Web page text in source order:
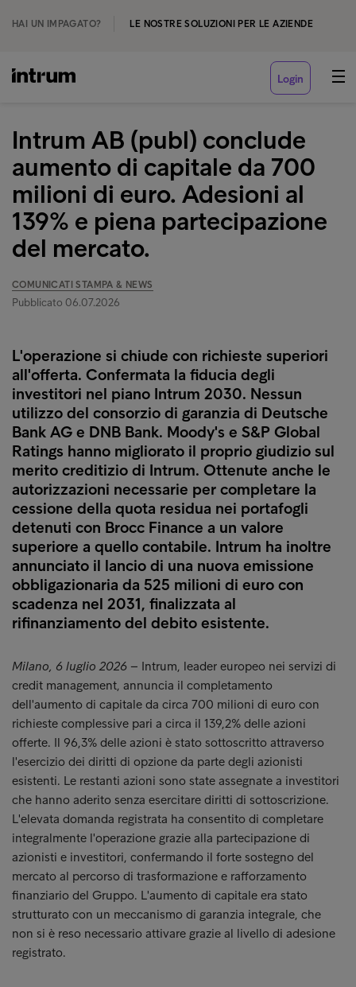
HAI UN IMPAGATO? LE NOSTRE SOLUZIONI PER LE AZIENDE
Login
Intrum AB (publ) conclude
aumento di capitale da 700
milioni di euro. Adesioni al
139% e piena partecipazione
del mercato.
COMUNICATI STAMPA & NEWS
Pubblicato 06.07.2026
L'operazione si chiude con richieste superiori
all'offerta. Confermata la fiducia degli
investitori nel piano Intrum 2030. Nessun
utilizzo del consorzio di garanzia di Deutsche
Bank AG e DNB Bank. Moody's e S&P Global
Ratings hanno migliorato il proprio giudizio sul
merito creditizio di Intrum. Ottenute anche le
autorizzazioni necessarie per completare la
cessione della quota residua nei portafogli
detenuti con Brocc Finance a un valore
superiore a quello contabile. Intrum ha inoltre
annunciato il lancio di una nuova emissione
obbligazionaria da 525 milioni di euro con
scadenza nel 2031, finalizzata al
rifinanziamento del debito esistente.
Milano, 6 luglio 2026 – Intrum, leader europeo nei servizi di
credit management, annuncia il completamento
dell'aumento di capitale da circa 700 milioni di euro con
richieste complessive pari a circa il 139,2% delle azioni
offerte. Il 96,3% delle azioni è stato sottoscritto attraverso
l'esercizio dei diritti di opzione da parte degli azionisti
esistenti. Le restanti azioni sono state assegnate a investitori
che hanno aderito senza esercitare diritti di sottoscrizione.
L'elevata domanda registrata ha consentito di completare
integralmente l'operazione grazie alla partecipazione di
azionisti e investitori, confermando il forte sostegno del
mercato al percorso di trasformazione e rafforzamento
finanziario del Gruppo. L'aumento di capitale era stato
strutturato con un meccanismo di garanzia integrale, che
non si è reso necessario attivare grazie al livello di adesione
registrato.